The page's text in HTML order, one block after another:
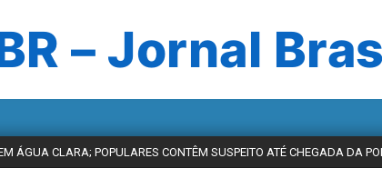
– Jornal
ÁGUA CLARA; POPULARES CONTÊM SUSPEITO ATÉ CHEGADA DA